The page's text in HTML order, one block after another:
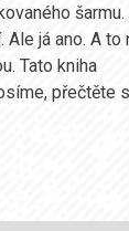
šarmu.
já ano. A to
Tato kniha
přečtěte